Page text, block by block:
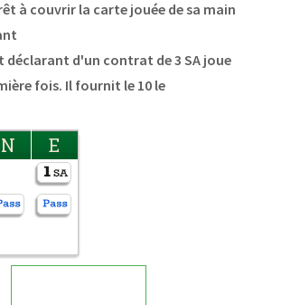
à couvrir la carte jouée de sa main
déclarant d'un contrat de 3 SA joue
fois. Il fournit le 10 le
N E